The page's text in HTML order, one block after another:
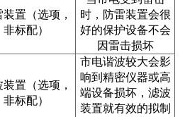
装置（选项，
非标配）
时，防雷装置会很
好的保护设备不会
因雷击损坏
装置（选项，
非标配）
市电谐波较大会影
响到精密仪器或高
端设备损坏，滤波
装置就有效的拟制